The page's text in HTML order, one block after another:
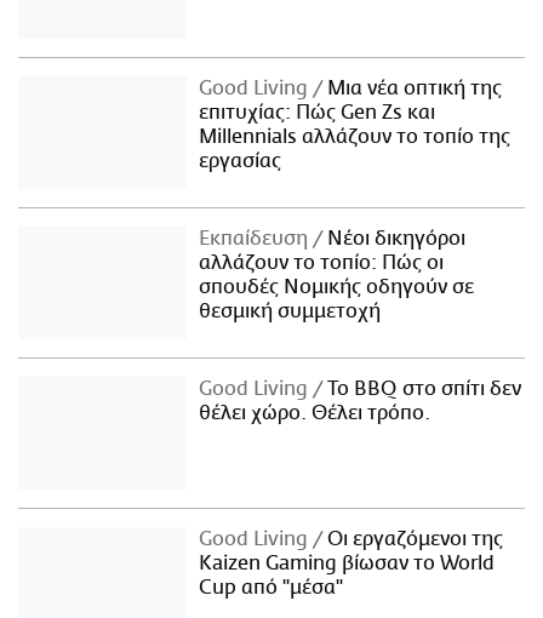
Good Living
Μια νέα οπτική της
επιτυχίας: Πώς Gen Zs και
Millennials αλλάζουν το τοπίο της
εργασίας
Εκπαίδευση
Νέοι δικηγόροι
αλλάζουν το τοπίο: Πώς οι
σπουδές Νομικής οδηγούν σε
θεσμική συμμετοχή
Good Living
Το BBQ στο σπίτι δεν
θέλει χώρο. Θέλει τρόπο.
Good Living
Οι εργαζόμενοι της
Kaizen Gaming βίωσαν το World
Cup από "μέσα"